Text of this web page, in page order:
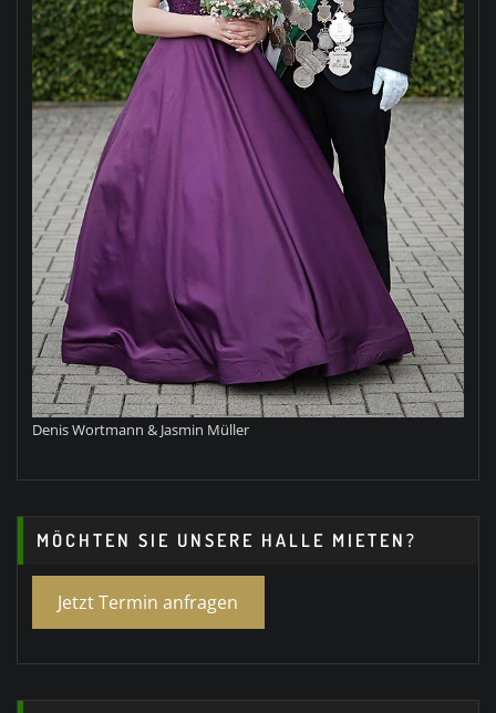
Denis Wortmann & Jasmin Müller
MÖCHTEN SIE UNSERE HALLE MIETEN?
Jetzt Termin anfragen